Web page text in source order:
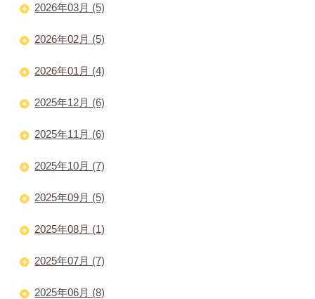
2026年03月 (5)
2026年02月 (5)
2026年01月 (4)
2025年12月 (6)
2025年11月 (6)
2025年10月 (7)
2025年09月 (5)
2025年08月 (1)
2025年07月 (7)
2025年06月 (8)